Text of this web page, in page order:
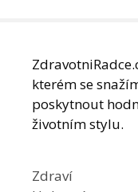
kterém se
poskytnout
životním stylu.
Zdraví